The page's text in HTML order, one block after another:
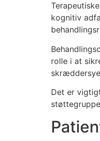
kognitiv
rolle i at
Det er